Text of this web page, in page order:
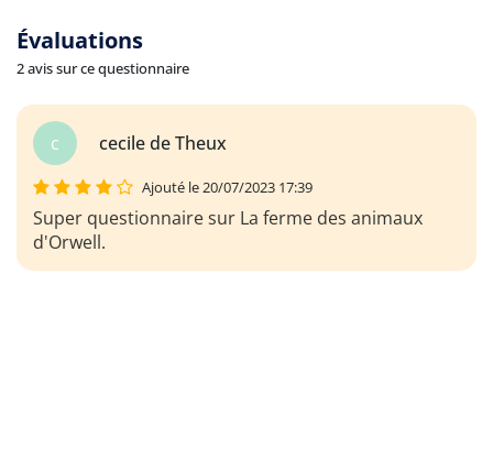
Évaluations
2 avis sur ce questionnaire
c cdzsdcz Millot
Ajouté le 20/07/2023 17:39
Très bien ce questionnaire de La ferme des